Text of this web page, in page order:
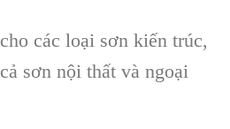
các loại sơn kiến trúc,
sơn nội thất và ngoại